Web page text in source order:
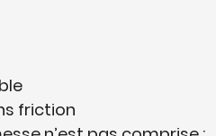
friction